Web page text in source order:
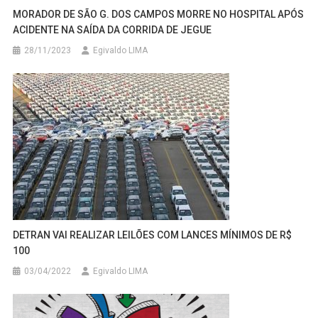
MORADOR DE SÃO G. DOS CAMPOS MORRE NO HOSPITAL APÓS
ACIDENTE NA SAÍDA DA CORRIDA DE JEGUE
28/11/2023 Egivaldo LIMA
DETRAN VAI REALIZAR LEILÕES COM LANCES MÍNIMOS DE R$
100
03/04/2022 Egivaldo LIMA